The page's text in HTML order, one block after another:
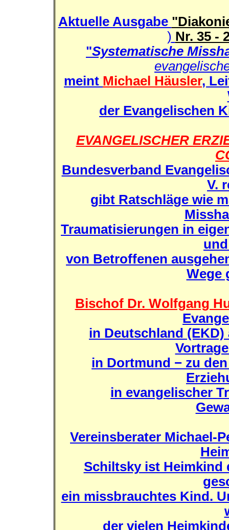
Aktuelle Ausgabe
) Nr. 35 -
"Systematische
meint Michael Häusler,
der Evangelischen
EVANGELISCHER
Bundesverband
V.
gibt Ratschläge wie
Traumatisierungen in
von Betroffenen
Wege
Bischof Dr. Wolfgang
in Deutschland
in Dortmund − zu
in evangelischer
Vereinsberater Michael-
Schiltsky ist Heimkind
ein missbrauchtes Kind.
der vielen